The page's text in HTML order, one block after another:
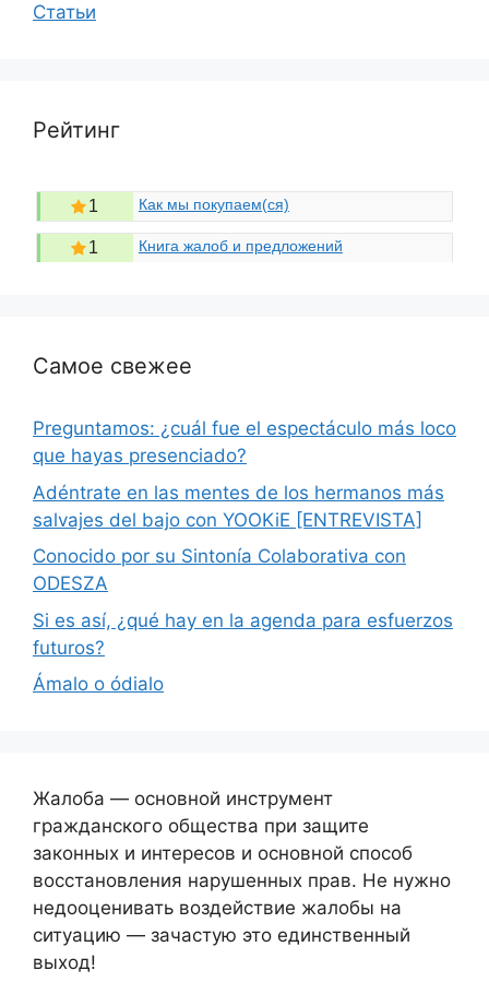
Статьи
Рейтинг
1 Как мы покупаем(ся)
1 Книга жалоб и предложений
Самое свежее
Preguntamos: ¿cuál fue el espectáculo más loco
que hayas presenciado?
Adéntrate en las mentes de los hermanos más
salvajes del bajo con YOOKiE [ENTREVISTA]
Conocido por su Sintonía Colaborativa con
ODESZA
Si es así, ¿qué hay en la agenda para esfuerzos
futuros?
Ámalo o ódialo
Жалоба — основной инструмент
гражданского общества при защите
законных и интересов и основной способ
восстановления нарушенных прав. Не нужно
недооценивать воздействие жалобы на
ситуацию — зачастую это единственный
выход!